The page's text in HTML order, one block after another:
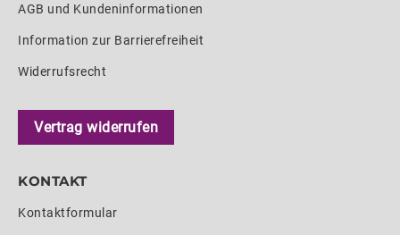
AGB und Kundeninformationen
Information zur Barrierefreiheit
Widerrufsrecht
Vertrag widerrufen
KONTAKT
Kontaktformular